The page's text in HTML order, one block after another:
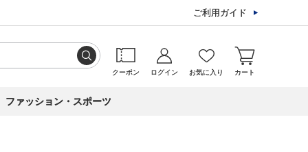
ご利用ガイド
クーポン ログイン お気に入り カート
ファッション・スポーツ